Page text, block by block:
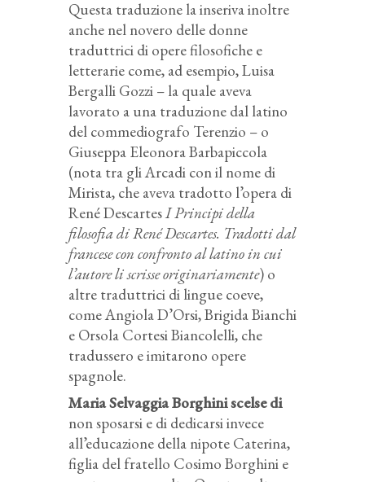
Questa traduzione la inseriva inoltre
anche nel novero delle donne
traduttrici di opere filosofiche e
letterarie come, ad esempio, Luisa
Bergalli Gozzi – la quale aveva
lavorato a una traduzione dal latino
del commediografo Terenzio – o
Giuseppa Eleonora Barbapiccola
(nota tra gli Arcadi con il nome di
Mirista, che aveva tradotto l’opera di
René DescartesI Principi della
filosofia di René Descartes. Tradotti dal
francese con confronto al latino in cui
l’autore li scrisse originariamente) o
altre traduttrici di lingue coeve,
come Angiola D’Orsi, Brigida Bianchi
e Orsola Cortesi Biancolelli, che
tradussero e imitarono opere
spagnole.
Maria Selvaggia Borghini scelse di
non sposarsi e di dedicarsi invece
all’educazione della nipote Caterina,
figlia del fratello Cosimo Borghini e